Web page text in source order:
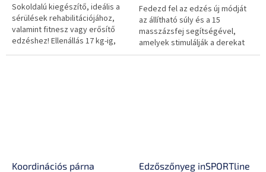
Sokoldalú kiegészítő, ideális a
sérülések rehabilitációjához,
valamint fitnesz vagy erősítő
edzéshez! Ellenállás 17 kg-ig,
kiváló minőségű anyagok,
Fedezd fel az edzés új módját
az állítható súly és a 15
masszázsfej segítségével,
amelyek stimulálják a derekat
és elősegítik a regenerálódást.
Koordinációs párna
Edzőszőnyeg inSPORTline